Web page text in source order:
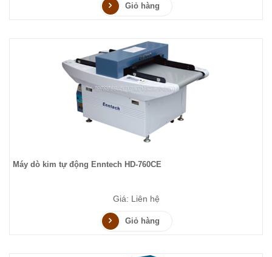
Giỏ hàng
Máy dò kim tự động Enntech HD-760CE
Giá: Liên hệ
Giỏ hàng